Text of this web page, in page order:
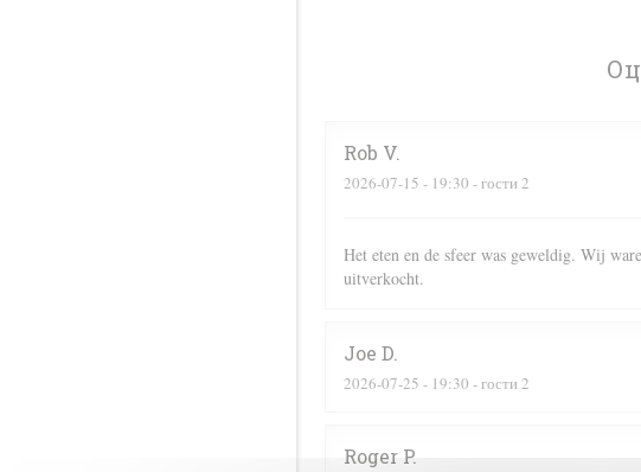
Rob V
2026-07-15 - 19:30 - гости 2
Het eten en de sfeer was geweldig. Wij
uitverkocht.
Joe D
2026-07-25 - 19:30 - гости 2
Roger P